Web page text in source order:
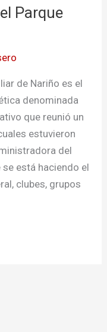
Parque
de Nariño es el
denominada
que reunió un
estuvieron
del
está haciendo el
clubes, grupos